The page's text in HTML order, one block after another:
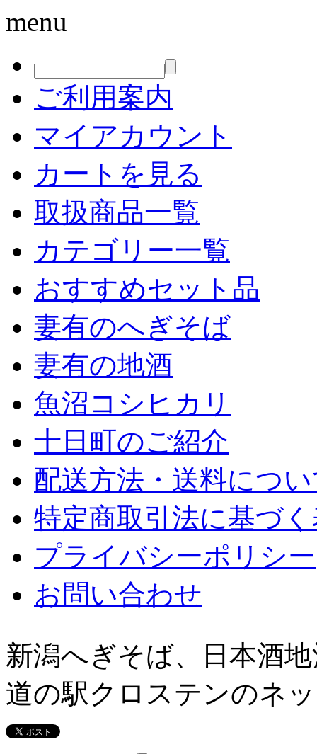
menu
ご利用案内
マイアカウント
カートを見る
取扱商品一覧
カテゴリー一覧
おすすめセット品
妻有のへぎそば
妻有の地酒
魚沼コシヒカリ
十日町のご紹介
配送方法・送料につ
特定商取引法に基づ
プライバシーポリシー
お問い合わせ
新潟へぎそば、日本酒
道の駅クロステンのネ